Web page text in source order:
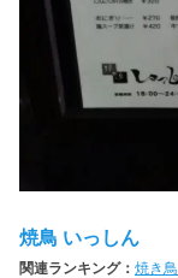
焼鳥 いっしん
関連ランキング： 焼き鳥